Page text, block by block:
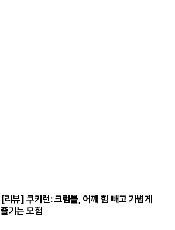
[리뷰] 쿠키런: 크럼블, 어깨 힘 빼고 가볍게
즐기는 모험